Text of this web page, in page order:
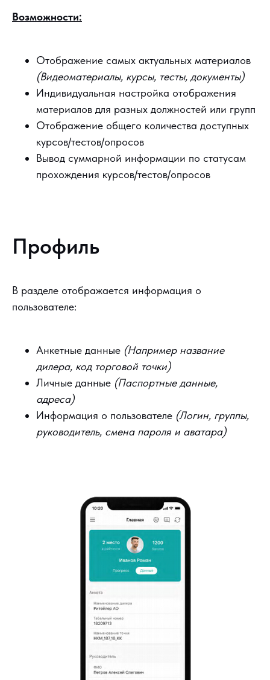
Возможности:
Отображение самых актуальных материалов
(Видеоматериалы, курсы, тесты, документы)
Индивидуальная настройка отображения
материалов для разных должностей или групп
Отображение общего количества доступных
курсов/тестов/опросов
Вывод суммарной информации по статусам
прохождения курсов/тестов/опросов
Профиль
В разделе отображается информация о
пользователе:
Анкетные данные (Например название
дилера, код торговой точки)
Личные данные (Паспортные данные,
адреса)
Информация о пользователе (Логин, группы,
руководитель, смена пароля и аватара)